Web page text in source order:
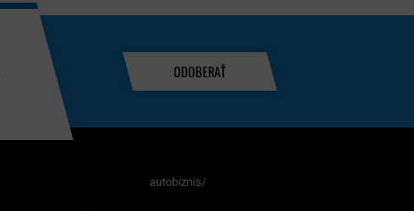
ODOBERAŤ
autobiznis/